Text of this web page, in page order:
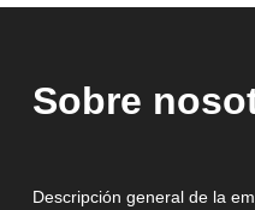
Sobre
Descripción general de la